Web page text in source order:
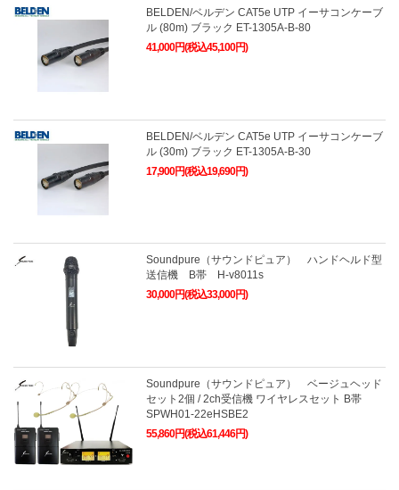
BELDEN/ベルデン CAT5e UTP イーサコンケーブ
ル (80m) ブラック ET-1305A-B-80
41,000円(税込45,100円)
BELDEN/ベルデン CAT5e UTP イーサコンケーブ
ル (30m) ブラック ET-1305A-B-30
17,900円(税込19,690円)
Soundpure（サウンドピュア） ハンドヘルド型
送信機 B帯 H-v8011s
30,000円(税込33,000円)
Soundpure（サウンドピュア） ベージュヘッド
セット2個 / 2ch受信機 ワイヤレスセット B帯
SPWH01-22eHSBE2
55,860円(税込61,446円)